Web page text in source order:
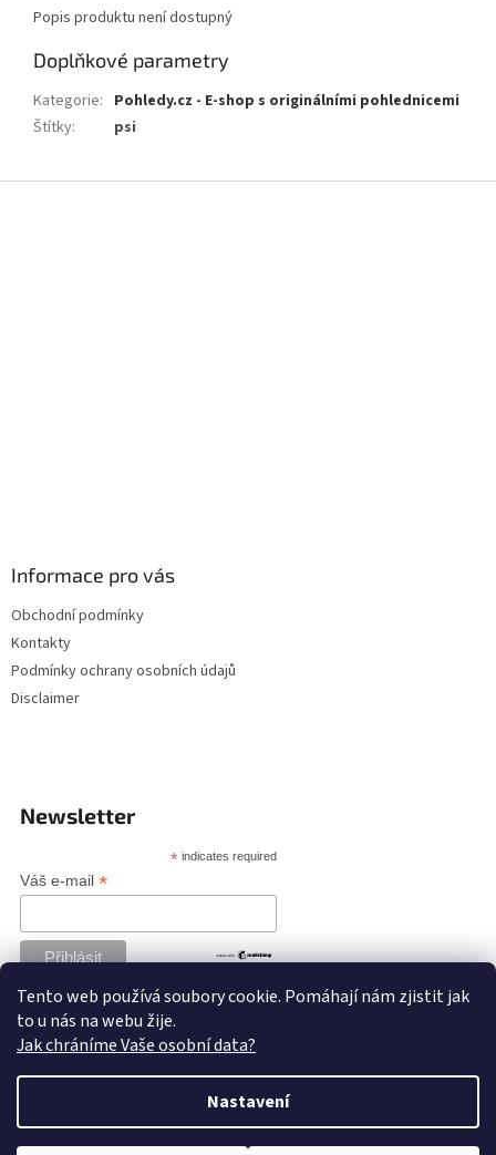
Tento web používá soubory cookie. Pomáhají nám zjistit jak
to u nás na webu žije.
Jak chráníme Vaše osobní data?
Nastavení
Naši milí zákazníci, v období 10.- 18.8. nebudeme odesílat objednávky.
Popis produktu není dostupný
Doplňkové parametry
Kategorie: Pohledy.cz - E-shop s originálními pohlednicemi
Štítky: psi
Informace pro vás
Obchodní podmínky
Kontakty
Podmínky ochrany osobních údajů
Disclaimer
Newsletter
* indicates required
Váš e-mail *
Vytvořil Shoptet